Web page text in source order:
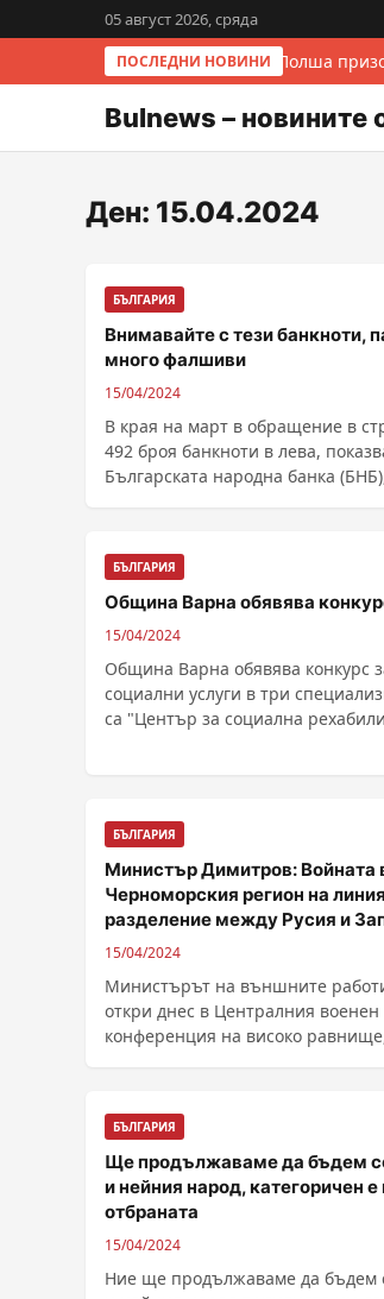
05 август 2026, сряда
ПОСЛЕДНИ НОВИНИ
Италия и Полша
Bulnews – новините
Ден: 15.04.2024
БЪЛГАРИЯ
Внимавайте с тези банкноти,
много фалшиви
15/04/2024
В края на март в обращение в
492 броя банкноти в лева,
Българската народна банка
БЪЛГАРИЯ
Община Варна обявява
15/04/2024
Община Варна обявява конкурс
социални услуги в три
са "Център за социална
БЪЛГАРИЯ
Министър Димитров: Войната
Черноморския регион на
разделение между Русия и
15/04/2024
Министърът на външните
откри днес в Централния
конференция на високо
БЪЛГАРИЯ
Ще продължаваме да бъдем
и нейния народ, категоричен
отбраната
15/04/2024
Ние ще продължаваме да бъдем